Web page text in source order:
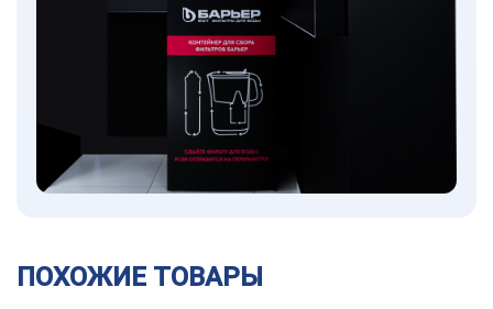
ПОХОЖИЕ ТОВАРЫ